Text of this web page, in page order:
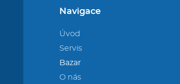
Navigace
Úvod
Servis
Bazar
O nás